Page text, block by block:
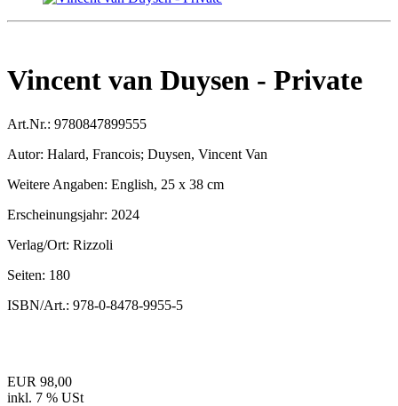
Vincent van Duysen - Private
Art.Nr.: 9780847899555
Autor: Halard, Francois; Duysen, Vincent Van
Weitere Angaben: English, 25 x 38 cm
Erscheinungsjahr: 2024
Verlag/Ort: Rizzoli
Seiten: 180
ISBN/Art.: 978-0-8478-9955-5
EUR 98,00
inkl. 7 % USt